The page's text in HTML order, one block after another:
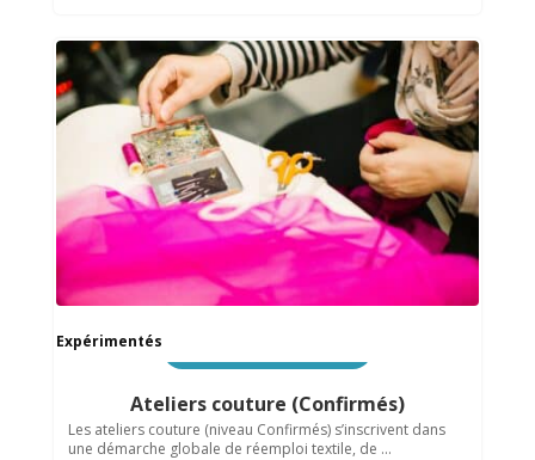
Expérimentés
Ateliers couture (Confirmés)
Les ateliers couture (niveau Confirmés) s’inscrivent dans
une démarche globale de réemploi textile, de ...